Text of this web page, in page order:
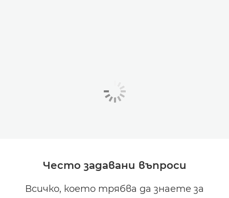
Често задавани въпроси
Всичко, което трябва да знаете за